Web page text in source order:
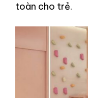
toàn cho trẻ.